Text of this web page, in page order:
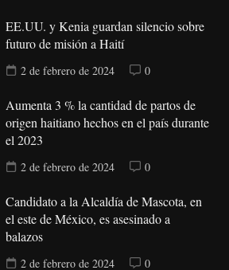
EE.UU. y Kenia guardan silencio sobre
futuro de misión a Haití
2 de febrero de 2024 0
Aumenta 3 % la cantidad de partos de
origen haitiano hechos en el país durante
el 2023
2 de febrero de 2024 0
Candidato a la Alcaldía de Mascota, en
el este de México, es asesinado a
balazos
2 de febrero de 2024 0